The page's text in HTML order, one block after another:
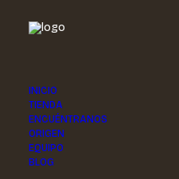
INICIO
TIENDA
ENCUÉNTRANOS
ORIGEN
EQUIPO
BLOG